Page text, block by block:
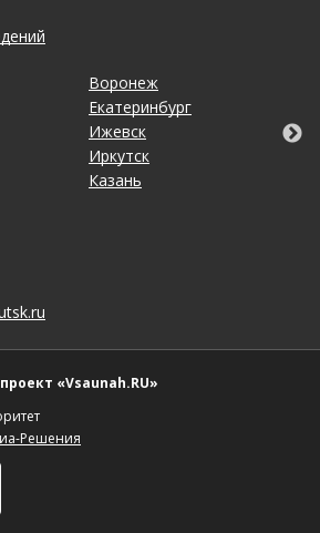
Воронеж
Екатеринбург
Ижевск
Иркутск
Казань
Липецк
Махачкала
Москва
Набережные Челны
Нижний Новгород
Ростов-на-Дону
Рязань
Самара
Санкт-Петербург
Саратов
Ульяновск
Уфа
Хабаровск
Чебоксары
Челябинск
«Vsaunah.RU»
Решения